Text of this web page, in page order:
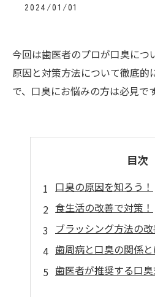
2024/01/01
今回は歯医者のプロが口臭につ
原因と対策方法について徹底的
で、口臭にお悩みの方は必見で
目次
口臭の原因を知ろう！
食生活の改善で対策！
ブラッシング方法の改
歯周病と口臭の関係と
歯医者が推奨する口